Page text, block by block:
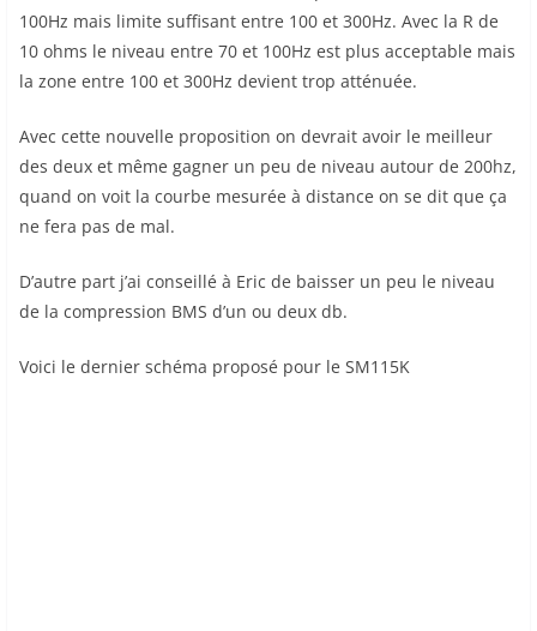
100Hz mais limite suffisant entre 100 et 300Hz. Avec la R de
10 ohms le niveau entre 70 et 100Hz est plus acceptable mais
la zone entre 100 et 300Hz devient trop atténuée.
Avec cette nouvelle proposition on devrait avoir le meilleur
des deux et même gagner un peu de niveau autour de 200hz,
quand on voit la courbe mesurée à distance on se dit que ça
ne fera pas de mal.
D’autre part j’ai conseillé à Eric de baisser un peu le niveau
de la compression BMS d’un ou deux db.
Voici le dernier schéma proposé pour le SM115K